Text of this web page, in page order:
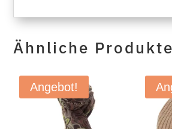
Ähnliche Produkte
Angebot!